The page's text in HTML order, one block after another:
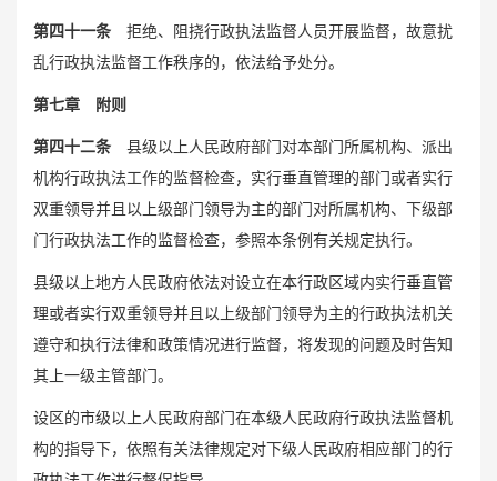
第四十一条 拒绝、阻挠行政执法监督人员开展监督，故意扰
乱行政执法监督工作秩序的，依法给予处分。
第七章 附则
第四十二条 县级以上人民政府部门对本部门所属机构、派出
机构行政执法工作的监督检查，实行垂直管理的部门或者实行
双重领导并且以上级部门领导为主的部门对所属机构、下级部
门行政执法工作的监督检查，参照本条例有关规定执行。
县级以上地方人民政府依法对设立在本行政区域内实行垂直管
理或者实行双重领导并且以上级部门领导为主的行政执法机关
遵守和执行法律和政策情况进行监督，将发现的问题及时告知
其上一级主管部门。
设区的市级以上人民政府部门在本级人民政府行政执法监督机
构的指导下，依照有关法律规定对下级人民政府相应部门的行